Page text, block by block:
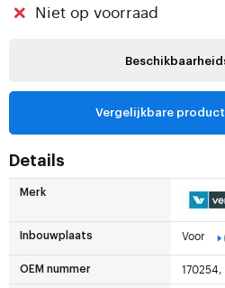
Niet op voorraad
Vergelijkbare
Details
Merk
Inbouwplaats Voor
OEM nummer 170254,